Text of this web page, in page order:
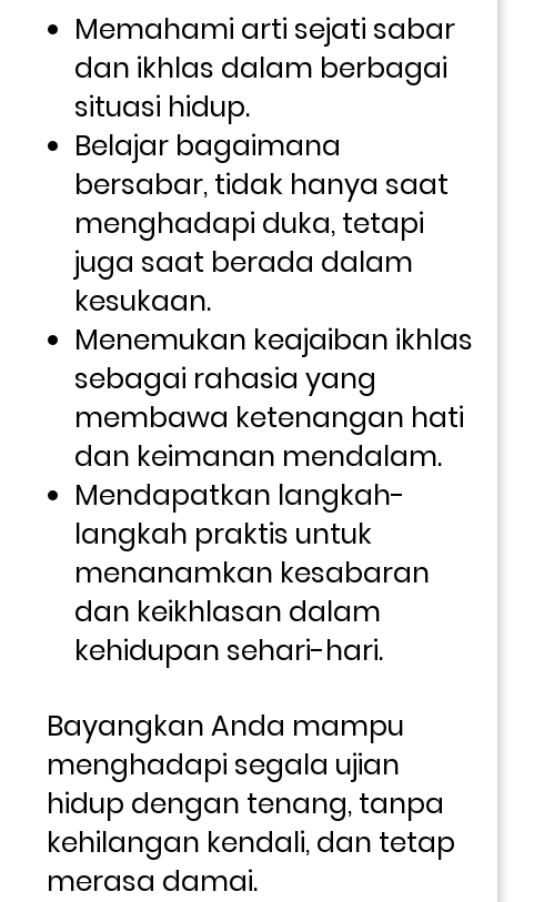
Memahami arti sejati sabar
dan ikhlas dalam berbagai
situasi hidup.
Belajar bagaimana
bersabar, tidak hanya saat
menghadapi duka, tetapi
juga saat berada dalam
kesukaan.
Menemukan keajaiban ikhlas
sebagai rahasia yang
membawa ketenangan hati
dan keimanan mendalam.
Mendapatkan langkah-
langkah praktis untuk
menanamkan kesabaran
dan keikhlasan dalam
kehidupan sehari-hari.
Bayangkan Anda mampu
menghadapi segala ujian
hidup dengan tenang, tanpa
kehilangan kendali, dan tetap
merasa damai.